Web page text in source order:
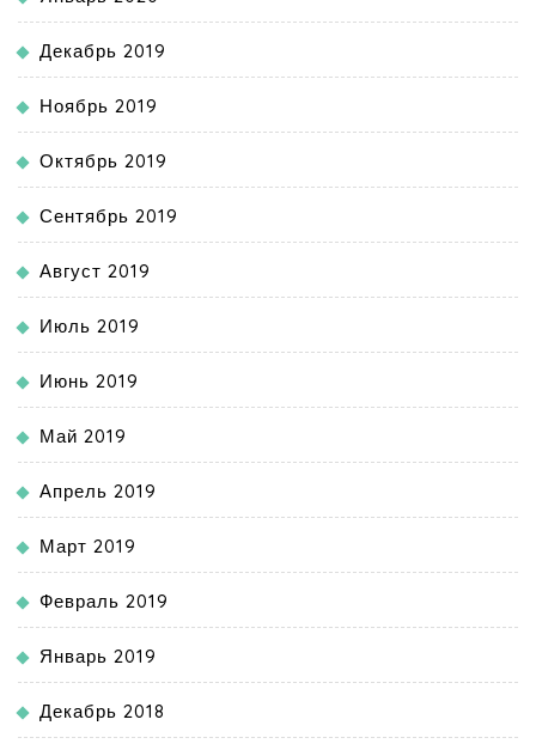
Декабрь 2019
Ноябрь 2019
Октябрь 2019
Сентябрь 2019
Август 2019
Июль 2019
Июнь 2019
Май 2019
Апрель 2019
Март 2019
Февраль 2019
Январь 2019
Декабрь 2018